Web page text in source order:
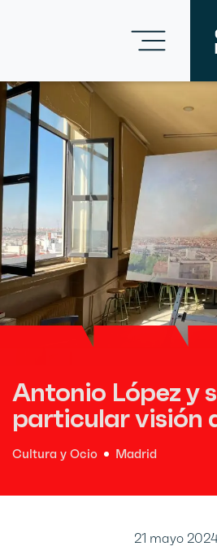
Antonio López y
particular visión
Cultura y Ocio Madrid
21 mayo